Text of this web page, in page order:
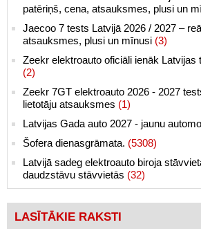
patēriņš, cena, atsauksmes, plusi un
Jaecoo 7 tests Latvijā 2026 / 2027 –
atsauksmes, plusi un mīnusi (3)
Zeekr elektroauto oficiāli ienāk Latvijas
(2)
Zeekr 7GT elektroauto 2026 - 2027
lietotāju atsauksmes (1)
Latvijas Gada auto 2027 - jaunu
Šofera dienasgrāmata. (5308)
Latvijā sadeg elektroauto biroja
daudzstāvu stāvvietās (32)
LASĪTĀKIE RAKSTI